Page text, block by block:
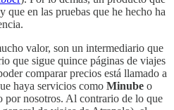
que en las pruebas que he hecho ha
valor, son un intermediario que
que sigue quince páginas de viajes
comparar precios está llamado a
haya servicios como Minube o
por nosotros. Al contrario de lo que